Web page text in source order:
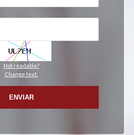
Not readable?
Change text.
ENVIAR